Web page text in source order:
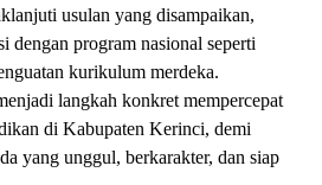
usulan yang disampaikan,
dengan program nasional seperti
kurikulum merdeka.
langkah konkret mempercepat
di Kabupaten Kerinci, demi
yang unggul, berkarakter, dan siap